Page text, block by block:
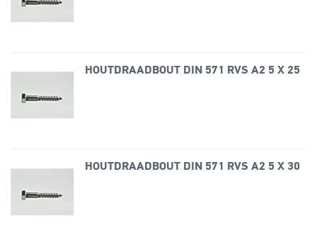
HOUTDRAADBOUT DIN 571 RVS A2 5 X 25
HOUTDRAADBOUT DIN 571 RVS A2 5 X 30